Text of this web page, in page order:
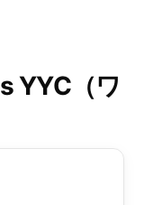
YYC（ワ